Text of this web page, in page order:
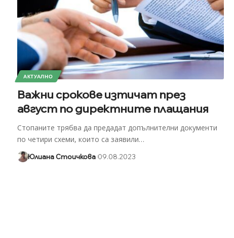
АКТУАЛНО
Важни срокове изтичат през
август по директните плащания
Стопаните трябва да предадат допълнителни документи
по четири схеми, които са заявили…
Юлиана Стоичкова 09.08.2023